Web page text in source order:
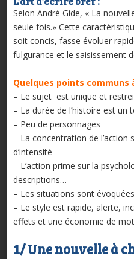
Selon André Gide, « La
seule fois.» Cette
soit concis, fasse évoluer
fulgurance et le saisissement
Quelques points communs
– Le sujet est unique et
– La durée de l’histoire est un
– Peu de personnages
– La concentration de l’action
d’intensité
– L’action prime sur la
descriptions…
– Les situations sont
– Le style est rapide, alerte,
effets et une économie de
1/ Une nouvelle à